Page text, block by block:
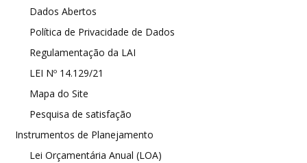
Dados Abertos
Política de Privacidade de Dados
Regulamentação da LAI
LEI Nº 14.129/21
Mapa do Site
Pesquisa de satisfação
Instrumentos de Planejamento
Lei Orçamentária Anual (LOA)